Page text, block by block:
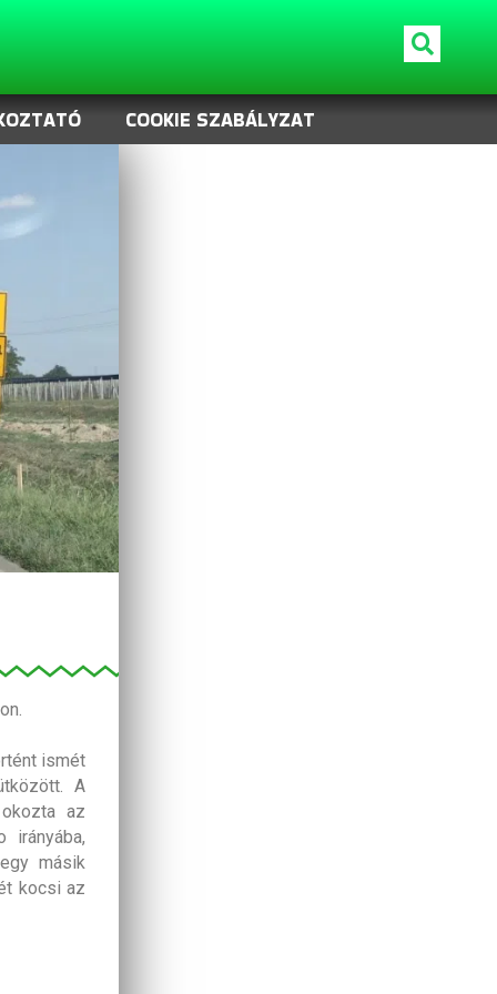
COOKIE SZABÁLYZAT
ismét
A
az
irányába,
másik
kocsi az